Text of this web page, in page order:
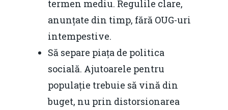
termen mediu. Regulile clare,
anunțate din timp, fără OUG-uri
intempestive.
Să separe piața de politica
socială. Ajutoarele pentru
populație trebuie să vină din
buget, nu prin distorsionarea
Mai 2015
Construcții și